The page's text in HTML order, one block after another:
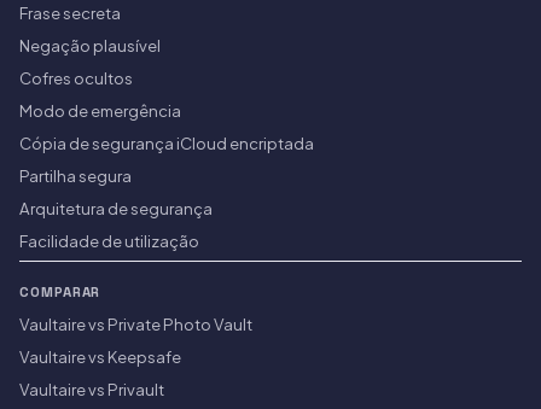
Frase secreta
Negação plausível
Cofres ocultos
Modo de emergência
Cópia de segurança iCloud encriptada
Partilha segura
Arquitetura de segurança
Facilidade de utilização
COMPARAR
Vaultaire vs Private Photo Vault
Vaultaire vs Keepsafe
Vaultaire vs Privault